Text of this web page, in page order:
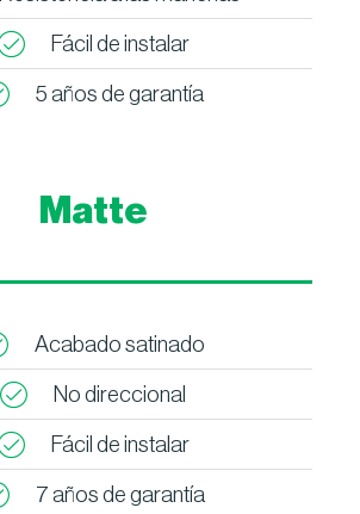
Fácil de instalar
5 años de garantía
Matte
Acabado satinado
No direccional
Fácil de instalar
7 años de garantía